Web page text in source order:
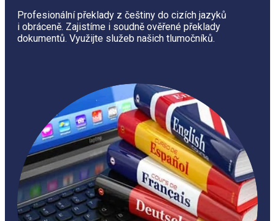
Profesionální překlady z češtiny do cizích jazyků
i obráceně. Zajistíme i soudně ověřené překlady
dokumentů. Využijte služeb našich tlumočníků.